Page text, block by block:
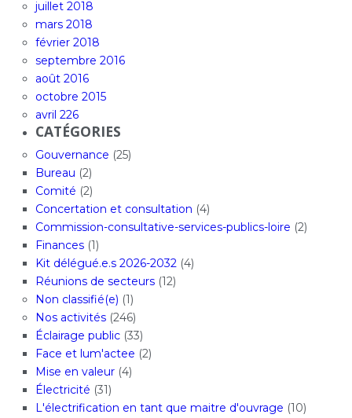
juillet 2018
mars 2018
février 2018
septembre 2016
août 2016
octobre 2015
avril 226
CATÉGORIES
Gouvernance (25)
Bureau (2)
Comité (2)
Concertation et consultation (4)
Commission-consultative-services-publics-loire (2)
Finances(1)
Kit délégué.e.s 2026-2032(4)
Réunions de secteurs(12)
Non classifié(e) (1)
Nos activités(246)
Éclairage public(33)
Face et lum'actee (2)
Mise en valeur(4)
Électricité (31)
L'électrification en tant que maitre d'ouvrage (10)